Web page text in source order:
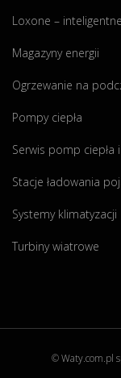
Loxone –
Magazyny energii
Ogrzewanie na
Pompy ciepła
Serwis pomp ciepła
Stacje ładowania
Systemy klimatyzacji
Turbiny wiatrowe
© Waty.com.pl